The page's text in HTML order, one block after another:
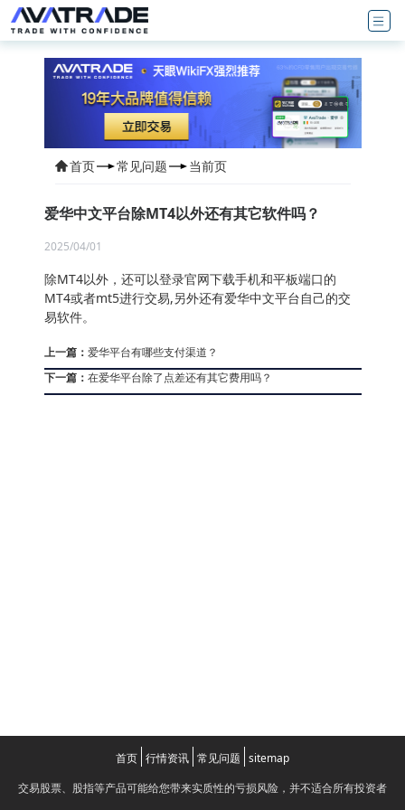
首页 常见问题 当前页
爱华中文平台除MT4以外还有其它软件吗？
2025/04/01
除MT4以外，还可以登录官网下载手机和平板端口的
MT4或者mt5进行交易,另外还有爱华中文平台自己的交
易软件。
上一篇： 爱华平台有哪些支付渠道？
下一篇： 在爱华平台除了点差还有其它费用吗？
首页 行情资讯 常见问题 sitemap
交易股票、股指等产品可能给您带来实质性的亏损风险，并不适合所有投资者